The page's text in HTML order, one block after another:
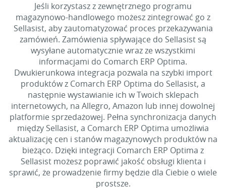
Jeśli korzystasz z zewnętrznego programu
magazynowo-handlowego możesz zintegrować go z
Sellasist, aby zautomatyzować proces przekazywania
zamówień. Zamówienia spływające do Sellasist są
wysyłane automatycznie wraz ze wszystkimi
informacjami do Comarch ERP Optima.
Dwukierunkowa integracja pozwala na szybki import
produktów z Comarch ERP Optima do Sellasist, a
następnie wystawianie ich w Twoich sklepach
internetowych, na Allegro, Amazon lub innej dowolnej
platformie sprzedażowej. Pełna synchronizacja danych
między Sellasist, a Comarch ERP Optima umożliwia
aktualizację cen i stanów magazynowych produktów na
bieżąco. Dzięki integracji Comarch ERP Optima z
Sellasist możesz poprawić jakość obsługi klienta i
sprawić, że prowadzenie firmy będzie dla Ciebie o wiele
prostsze.